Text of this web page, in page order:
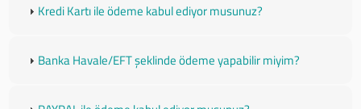
Kredi Kartı ile ödeme kabul ediyor musunuz?
Banka Havale/EFT şeklinde ödeme yapabilir miyim?